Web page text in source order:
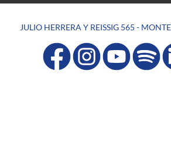
JULIO HERRERA Y REISSIG 565 -